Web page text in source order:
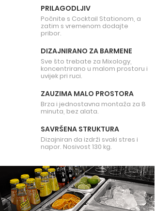
PRILAGODLJIV
Počnite s Cocktail Stationom, a
zatim s vremenom dodajte
pribor.​
DIZAJNIRANO ZA BARMENE​
Sve što trebate za Mixology,
koncentrirano u malom prostoru i
uvijek pri ruci.​
ZAUZIMA MALO PROSTORA
Brza i jednostavna montaža za 8
minuta, bez alata.​
SAVRŠENA STRUKTURA
Dizajniran da izdrži svaki stres i
napor. Nosivost 130 kg.​